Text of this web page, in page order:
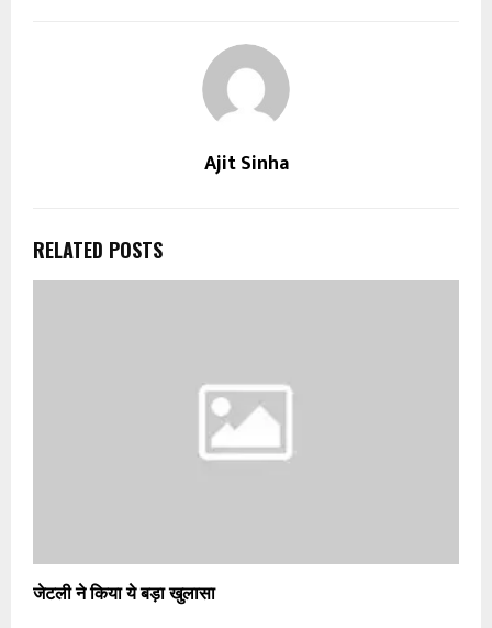
Ajit Sinha
RELATED POSTS
जेटली ने किया ये बड़ा खुलासा